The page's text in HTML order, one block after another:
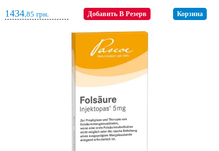
1434,85 грн. Добавить В Резерв Корзина